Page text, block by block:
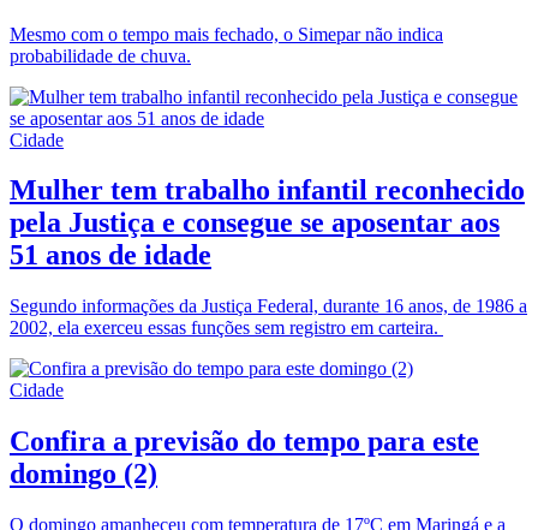
Mesmo com o tempo mais fechado, o Simepar não indica
probabilidade de chuva.
Cidade
Mulher tem trabalho infantil reconhecido
pela Justiça e consegue se aposentar aos
51 anos de idade
Segundo informações da Justiça Federal, durante 16 anos, de 1986 a
2002, ela exerceu essas funções sem registro em carteira.
Cidade
Confira a previsão do tempo para este
domingo (2)
O domingo amanheceu com temperatura de 17ºC em Maringá e a